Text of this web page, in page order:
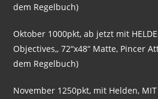
dem Regelbuch)
Oktober 1000pkt, ab jetzt mit
Objectives,, 72“x48“ Matte, Pincer
dem Regelbuch)
November 1250pkt, mit Helden,